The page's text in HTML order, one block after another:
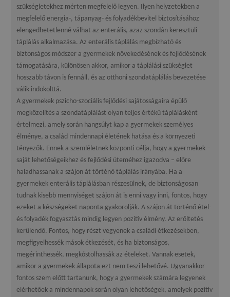
szükségletekhez mérten megfelelő legyen. Ilyen helyzetekben a
megfelelő energia-, tápanyag- és folyadékbevitel biztosításához
elengedhetetlenné válhat az enterális, azaz szondán keresztüli
táplálás alkalmazása. Az enterális táplálás megbízható és
biztonságos módszer a gyermekek növekedésének és fejlődésének
támogatására, különösen akkor, amikor a táplálási szükséglet
hosszabb távon is fennáll, és az otthoni szondatáplálás bevezetése
válik indokolttá.
A gyermekek pszicho-szociális fejlődési sajátosságaira épülő
megközelítés a szondatáplálást olyan teljes értékű táplálásként
értelmezi, amely során hangsúlyt kap a gyermekek személyes
élménye, a család mindennapi életének hatása és a környezeti
tényezők. Ennek a szemléletnek központi célja, hogy a gyermekek –
saját lehetőségeikhez és fejlődési üteméhez igazodva – előre
haladhassanak a szájon át történő táplálás irányába. Ha a
gyermekek enterális táplálásban részesülnek, de biztonságosan
tudnak kisebb mennyiséget szájon át is enni vagy inni, fontos, hogy
ezeket a készségeket naponta gyakorolják. A szájon át történő étel-
és folyadék fogyasztás mindig legyen pozitív élmény. Az erőltetés
kerülendő. Fontos, hogy részt vegyenek a családi étkezésekben,
megfigyelhessék mások étkezését, és ha biztonságos,
megérinthessék, megkóstolhassák az ételeket. Vannak esetek,
amikor a gyermekek állapota ezt nem teszi lehetővé. Ugyanakkor
fontos szem előtt tartanunk, hogy a gyermekek számára legyenek
elérhetőek a mindennapok során olyan lehetőségek, amelyek pozitív